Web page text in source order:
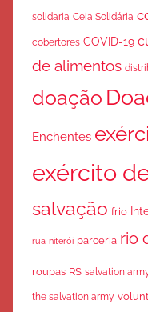
solidaria Ceia Solidária
cobertores COVID-19
de alimentos
doação
Enchentes
exército
salvação frio
rua niterói parceria rio
roupas RS salvation
the salvation army